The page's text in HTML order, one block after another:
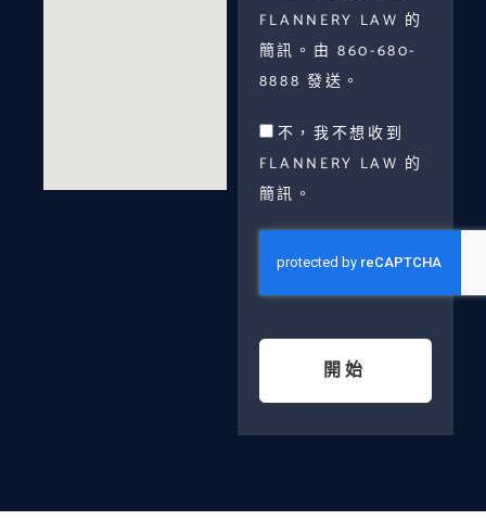
FLANNERY LAW 的
簡訊。由 860-680-
8888 發送。
不，我不想收到
FLANNERY LAW 的
簡訊。
開始